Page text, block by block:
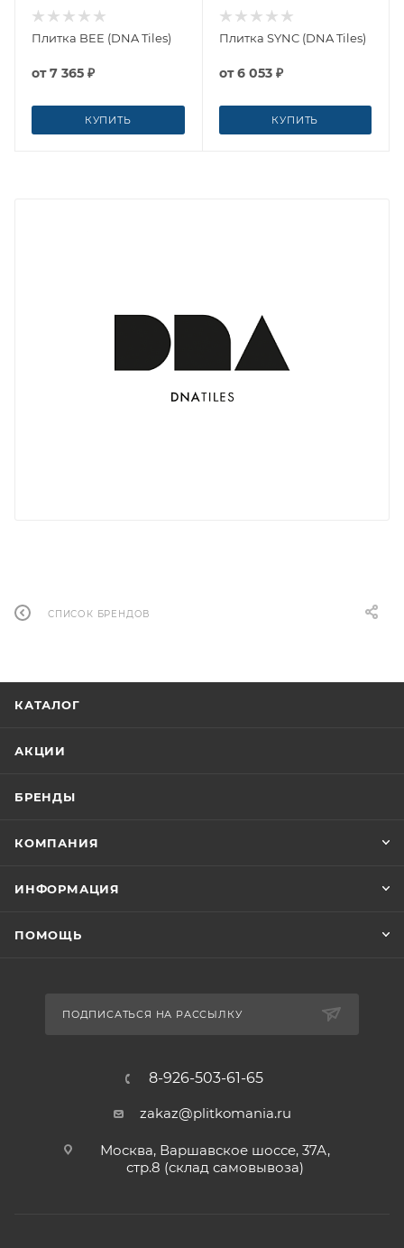
Плитка BEE (DNA Tiles)
от7 365 ₽
КУПИТЬ
Плитка SYNC (DNA Tiles)
от6 053 ₽
КУПИТЬ
СПИСОК БРЕНДОВ
КАТАЛОГ
АКЦИИ
БРЕНДЫ
КОМПАНИЯ
ИНФОРМАЦИЯ
ПОМОЩЬ
ПОДПИСАТЬСЯ НА РАССЫЛКУ
8-926-503-61-65
zakaz@plitkomania.ru
Москва, Варшавское шоссе, 37А,
стр.8 (склад самовывоза)